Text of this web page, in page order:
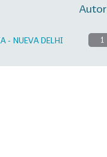
Autor
- NUEVA DELHI 1